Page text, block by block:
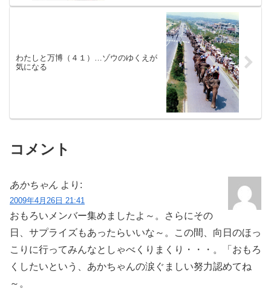
わたしと万博（４１）…ゾウのゆくえが
気になる
コメント
あかちゃん より:
2009年4月26日 21:41
おもろいメンバー集めましたよ～。さらにその
日、サプライズもあったらいいな～。この間、向日のほっ
こりに行ってみんなとしゃべくりまくり・・・。「おもろ
くしたいという、あかちゃんの涙ぐましい努力認めてね
～。